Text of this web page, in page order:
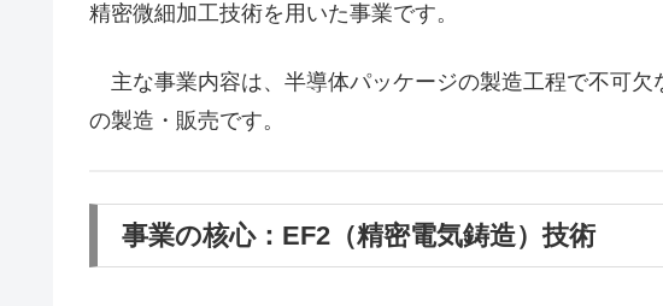
精密微細加工技術を用いた事業です。
主な事業内容は、半導体パッケージの製造工程で不可欠
の製造・販売です。
事業の核心：EF2（精密電気鋳造）技術